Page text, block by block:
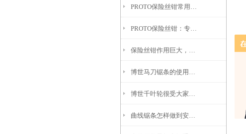
PROTO保险丝钳：专为防振、高效操作设计
曲线锯条怎样做到安全使用?